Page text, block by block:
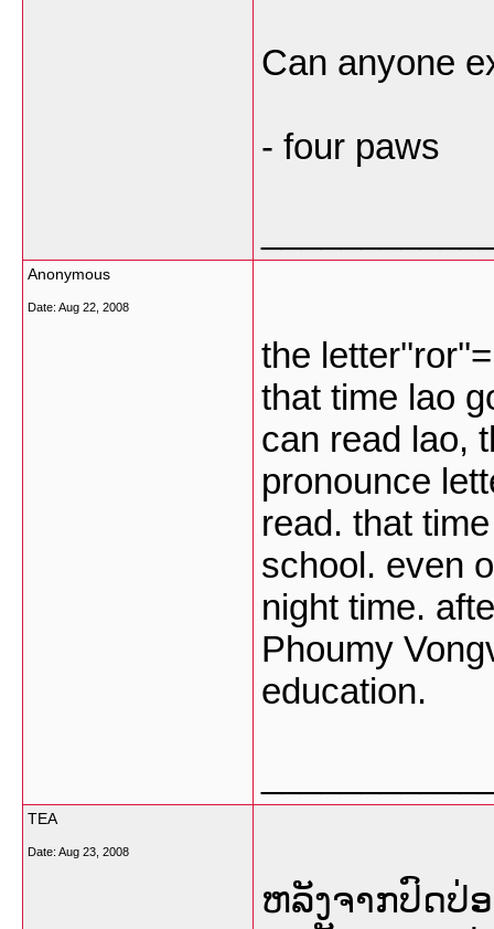
Can anyone
- four paws
Anonymous
Date: Aug 22, 2008
the
that time lao
can read lao,
pronounce
read. that
school. even
night time.
Phoumy
education.
TEA
Date: Aug 23, 2008
ຫລັງຈາກປົດປ່